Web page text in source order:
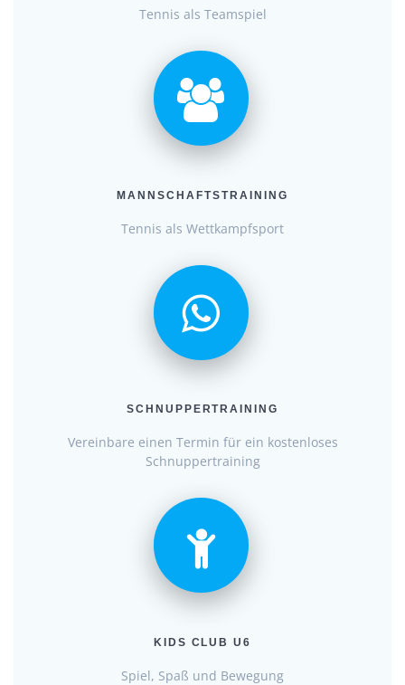
Tennis als Teamspiel
MANNSCHAFTSTRAINING
Tennis als Wettkampfsport
SCHNUPPERTRAINING
Vereinbare einen Termin für ein kostenloses
Schnuppertraining
KIDS CLUB U6
Spiel, Spaß und Bewegung